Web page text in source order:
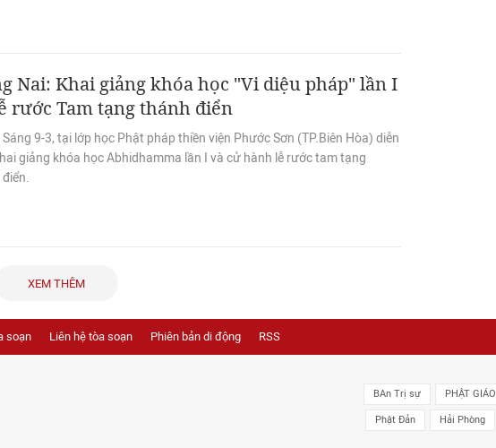
Nai: Khai giảng khóa học "Vi diệu pháp" lần I
rước Tam tạng thánh điển
Sáng 9-3, tại lớp học Phật pháp thiền viện Phước Sơn (TP.Biên Hòa) diễn
giảng khóa học Abhidhamma lần I và cử hành lễ rước tam tạng
XEM THÊM
soạn Liên hệ tòa soạn Phiên bản di động RSS
BAn Trị sự PHẬT GIÁO
Phật Đản Hải Phòng